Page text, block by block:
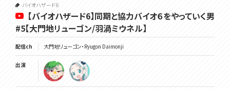
バイオハザード6
【バイオハザード6】同期と協力バイオ６をやっていく男
#5【大門地リューゴン/羽渦ミウネル】
配信ch 大門地リューゴン・Ryugon Daimonji
出演